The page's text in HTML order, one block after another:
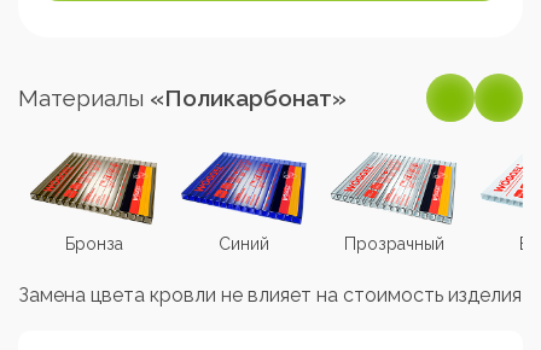
Материалы «Поликарбонат»
Бронза Синий Прозрачный
Замена цвета кровли не влияет на стоимость изделия